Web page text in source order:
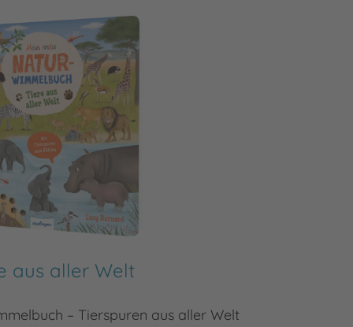
aus aller Welt
– Tierspuren aus aller Welt